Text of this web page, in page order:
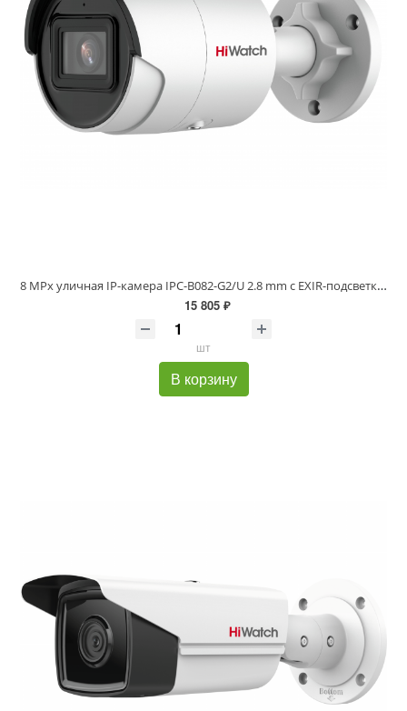
8 MPx уличная IP-камера IPC-B082-G2/U 2.8 mm с EXIR-подсветкой до 40м
15 805 ₽
шт
В корзину